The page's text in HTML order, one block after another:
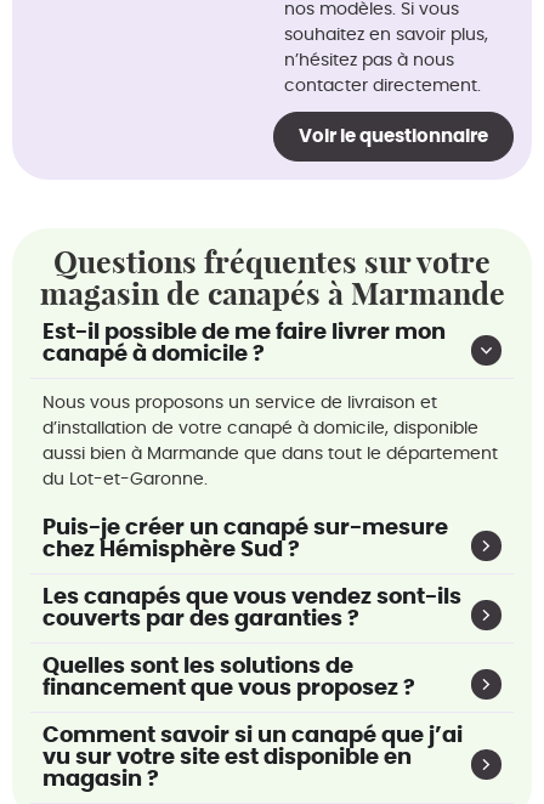
nos modèles. Si vous
souhaitez en savoir plus,
n’hésitez pas à nous
contacter directement.
Voir le questionnaire
Questions fréquentes sur votre
magasin de canapés à Marmande
Est-il possible de me faire livrer mon
canapé à domicile ?
Nous vous proposons un service de livraison et
d’installation de votre canapé à domicile, disponible
aussi bien à Marmande que dans tout le département
du Lot-et-Garonne.
Puis-je créer un canapé sur-mesure
chez Hémisphère Sud ?
Les canapés que vous vendez sont-ils
couverts par des garanties ?
Quelles sont les solutions de
financement que vous proposez ?
Comment savoir si un canapé que j’ai
vu sur votre site est disponible en
magasin ?